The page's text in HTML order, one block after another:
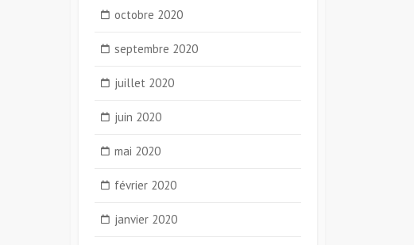
octobre 2020
septembre 2020
juillet 2020
juin 2020
mai 2020
février 2020
janvier 2020